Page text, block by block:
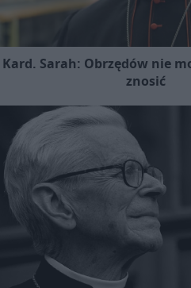
Kard. Sarah: Obrzędów nie
znosić